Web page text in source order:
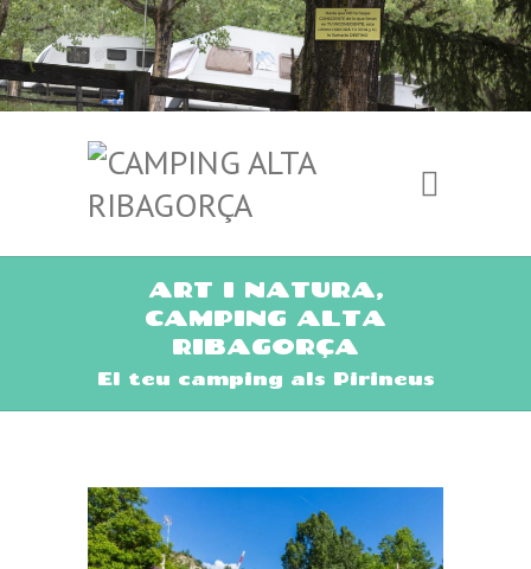
ART I NATURA,
CAMPING ALTA
RIBAGORÇA
El teu camping als Pirineus